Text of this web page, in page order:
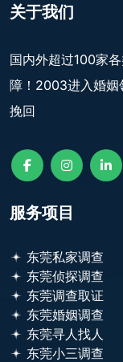
关于我们
国内外超过100家
障！2003进入婚姻
挽回
服务项目
东莞私家调查
东莞侦探调查
东莞调查取证
东莞婚姻调查
东莞寻人找人
东莞小三调查